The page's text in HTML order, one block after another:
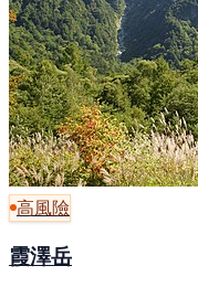
高風險
霞澤岳